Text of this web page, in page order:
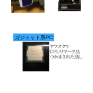
ガジェット系PC